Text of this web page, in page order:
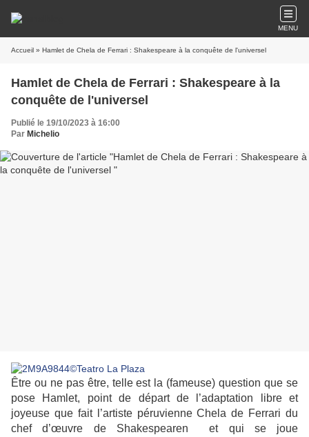
MENU
Accueil » Hamlet de Chela de Ferrari : Shakespeare à la conquête de l'universel
Hamlet de Chela de Ferrari : Shakespeare à la
conquête de l'universel
Publié le 19/10/2023 à 16:00
Par Michelio
Être ou ne pas être, telle est la (fameuse) question que se
pose Hamlet, point de départ de l’adaptation libre et
joyeuse que fait l’artiste péruvienne Chela de Ferrari du
chef d’œuvre de Shakespearen et qui se joue